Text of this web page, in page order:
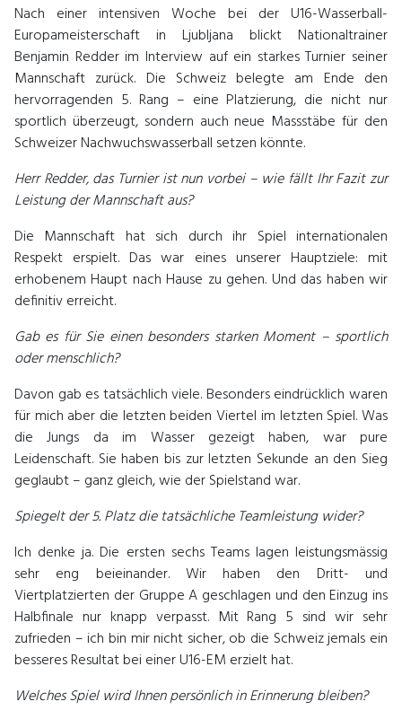
Nach einer intensiven Woche bei der U16-Wasserball-
Europameisterschaft in Ljubljana blickt Nationaltrainer
Benjamin Redder im Interview auf ein starkes Turnier seiner
Mannschaft zurück. Die Schweiz belegte am Ende den
hervorragenden 5. Rang – eine Platzierung, die nicht nur
sportlich überzeugt, sondern auch neue Massstäbe für den
Schweizer Nachwuchswasserball setzen könnte.
Herr Redder, das Turnier ist nun vorbei – wie fällt Ihr Fazit zur
Leistung der Mannschaft aus?
Die Mannschaft hat sich durch ihr Spiel internationalen
Respekt erspielt. Das war eines unserer Hauptziele: mit
erhobenem Haupt nach Hause zu gehen. Und das haben wir
definitiv erreicht.
Gab es für Sie einen besonders starken Moment – sportlich
oder menschlich?
Davon gab es tatsächlich viele. Besonders eindrücklich waren
für mich aber die letzten beiden Viertel im letzten Spiel. Was
die Jungs da im Wasser gezeigt haben, war pure
Leidenschaft. Sie haben bis zur letzten Sekunde an den Sieg
geglaubt – ganz gleich, wie der Spielstand war.
Spiegelt der 5. Platz die tatsächliche Teamleistung wider?
Ich denke ja. Die ersten sechs Teams lagen leistungsmässig
sehr eng beieinander. Wir haben den Dritt- und
Viertplatzierten der Gruppe A geschlagen und den Einzug ins
Halbfinale nur knapp verpasst. Mit Rang 5 sind wir sehr
zufrieden – ich bin mir nicht sicher, ob die Schweiz jemals ein
besseres Resultat bei einer U16-EM erzielt hat.
Welches Spiel wird Ihnen persönlich in Erinnerung bleiben?